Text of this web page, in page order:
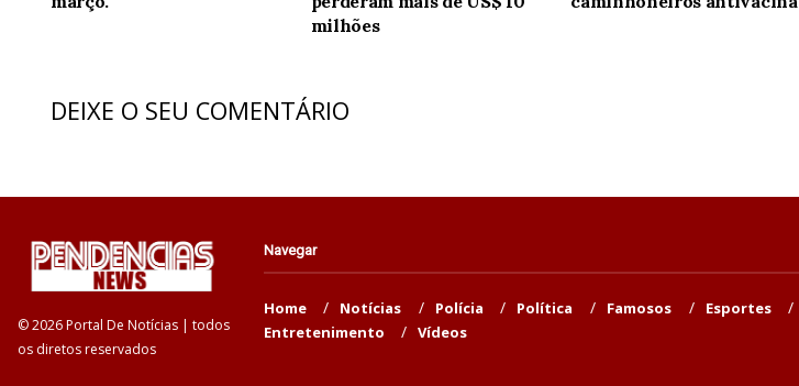
milhões
DEIXE O SEU COMENTÁRIO
© 2026 Portal De Notícias | todos
os diretos reservados
Navegar
Home Notícias Polícia Política Famosos Esportes
Entretenimento
Vídeos